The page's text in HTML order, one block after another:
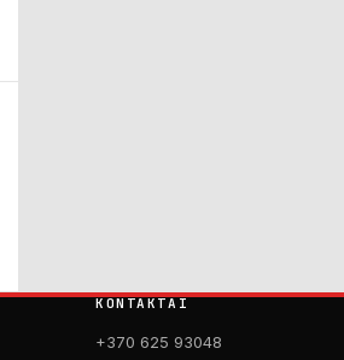
KONTAKTAI
+370 625 93048